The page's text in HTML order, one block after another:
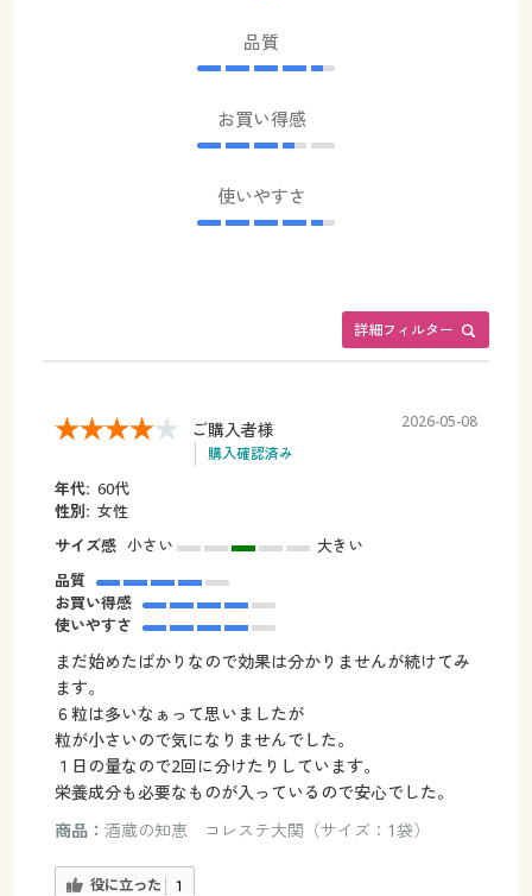
品質
お買い得感
使いやすさ
詳細フィルター
ご購入者様
購入確認済み
2026-05-08
年代: 60代
性別: 女性
サイズ感 小さい
大きい
品質
お買い得感
使いやすさ
まだ始めたばかりなので効果は分かりませんが続けてみ
ます。
６粒は多いなぁって思いましたが
粒が小さいので気になりませんでした。
１日の量なので2回に分けたりしています。
栄養成分も必要なものが入っているので安心でした。
商品： 酒蔵の知恵 コレステ大関（サイズ：1袋）
役に立った 1